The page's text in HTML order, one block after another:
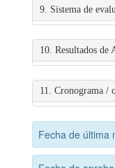
9. Sistema de
10. Resultados de
11. Cronograma /
Fecha de última